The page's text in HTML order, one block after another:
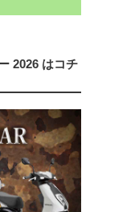
2026 はコチ